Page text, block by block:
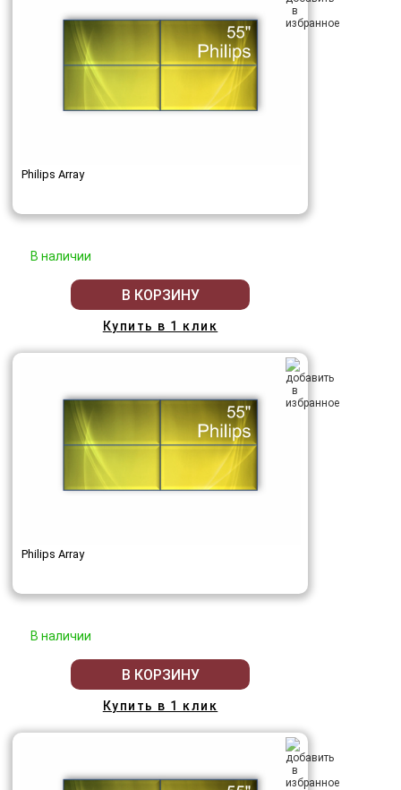
Philips Array
В наличии
В КОРЗИНУ
Купить в 1 клик
Philips Array
В наличии
В КОРЗИНУ
Купить в 1 клик